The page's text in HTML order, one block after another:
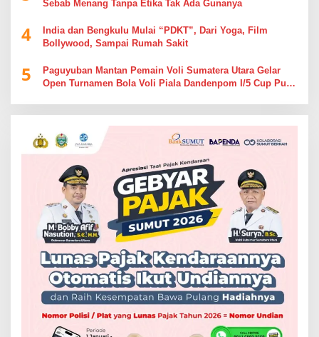
Sebab Menang Tanpa Etika Tak Ada Gunanya
4
India dan Bengkulu Mulai “PDKT”, Dari Yoga, Film
Bollywood, Sampai Rumah Sakit
5
Paguyuban Mantan Pemain Voli Sumatera Utara Gelar
Open Turnamen Bola Voli Piala Dandenpom I/5 Cup Putra